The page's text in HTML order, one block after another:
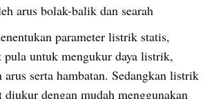
arus bolak-balik dan searah
parameter listrik statis,
pula untuk mengukur daya listrik,
arus serta hambatan. Sedangkan listrik
diukur dengan mudah menggunakan